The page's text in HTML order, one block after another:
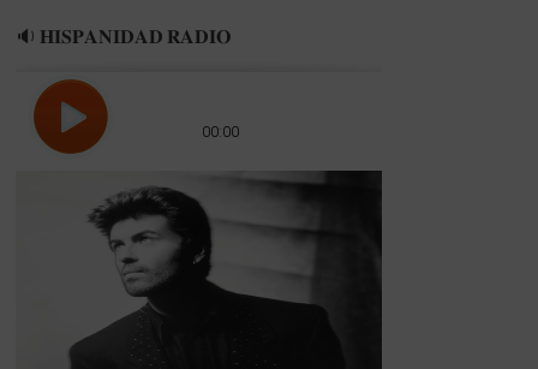
🔉 𝐇𝐈𝐒𝐏𝐀𝐍𝐈𝐃𝐀𝐃 𝐑𝐀𝐃𝐈𝐎